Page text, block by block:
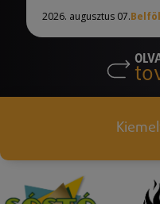
2026. augusztus 07.